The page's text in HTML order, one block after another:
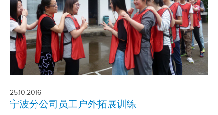
25.10.2016
宁波分公司员工户外拓展训练